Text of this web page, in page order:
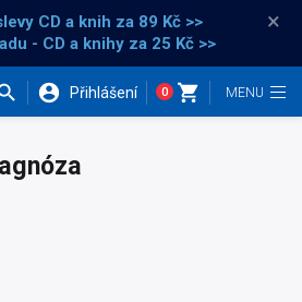
CD a knih za 89 Kč >>
- CD a knihy za 25 Kč >>
×
Přihlášení 0